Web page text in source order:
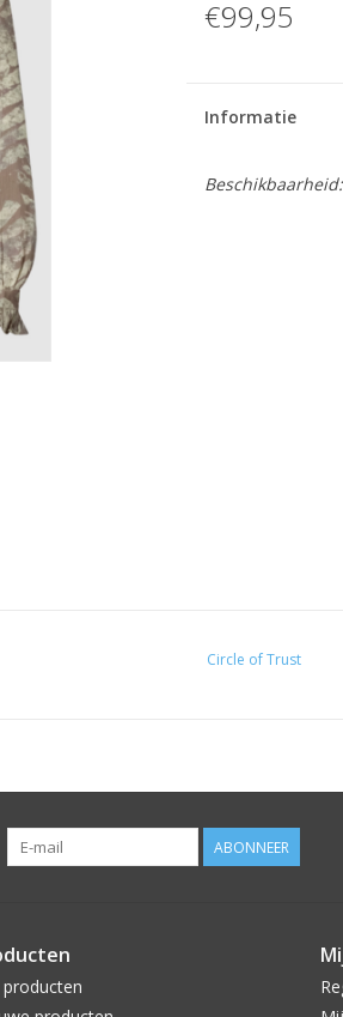
€99,95
Informatie
Beschikbaarheid:
Circle of Trust
ABONNEER
producten